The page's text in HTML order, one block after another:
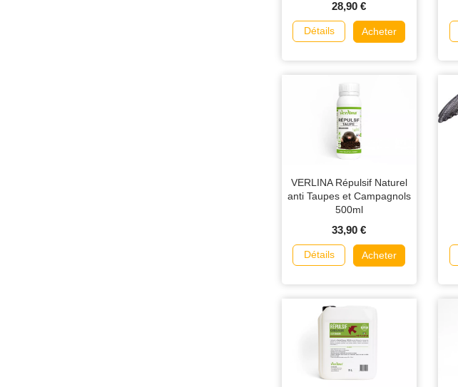
28,90 €
Détails Acheter
VERLINA Répulsif Naturel
anti Taupes et Campagnols
500ml
33,90 €
Détails Acheter